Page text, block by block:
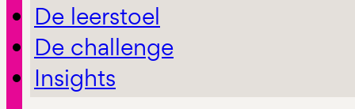
De leerstoel
De challenge
Insights